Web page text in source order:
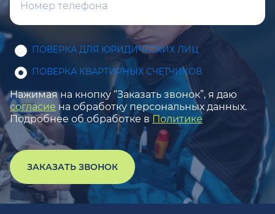
ПОВЕРКА ДЛЯ ЮРИДИЧЕСКИХ ЛИЦ
ПОВЕРКА КВАРТИРНЫХ СЧЕТЧИКОВ
Нажимая на кнопку “Заказать звонок”, я даю
согласие на обработку персональных данных.
Подробнее об обработке в Политике
ЗАКАЗАТЬ ЗВОНОК